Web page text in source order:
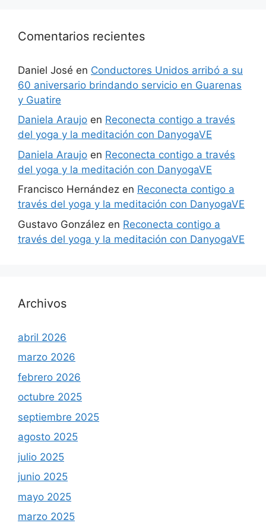
Comentarios recientes
Daniel José en Conductores Unidos arribó a su
60 aniversario brindando servicio en Guarenas
y Guatire
Daniela Araujo en Reconecta contigo a través
del yoga y la meditación con DanyogaVE
Daniela Araujo en Reconecta contigo a través
del yoga y la meditación con DanyogaVE
Francisco Hernández en Reconecta contigo a
través del yoga y la meditación con DanyogaVE
Gustavo González en Reconecta contigo a
través del yoga y la meditación con DanyogaVE
Archivos
abril 2026
marzo 2026
febrero 2026
octubre 2025
septiembre 2025
agosto 2025
julio 2025
junio 2025
mayo 2025
marzo 2025